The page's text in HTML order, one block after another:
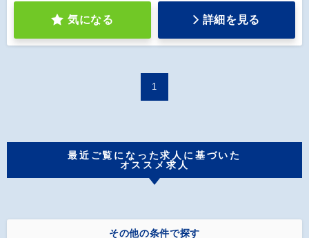
気になる 詳細を見る
1
最近ご覧になった求人に基づいた
オススメ求人
その他の条件で探す